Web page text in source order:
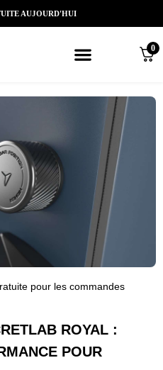
AUJOURD'HUI
0
pour les commandes
ROYAL :
POUR